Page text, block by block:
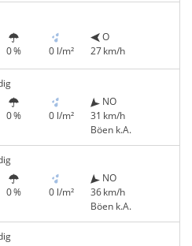
0 % 0 l/m²
O
27 km/h
0 % 0 l/m²
NO
31 km/h
Böen k.A.
0 % 0 l/m²
NO
36 km/h
Böen k.A.